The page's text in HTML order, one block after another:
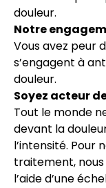
douleur.
Notre
Vous avez peur
s’engagent à
douleur.
Soyez acteur
Tout le monde
devant la
l’intensité. Pour
traitement, nous
l’aide d’une